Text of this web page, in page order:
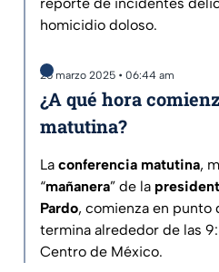
homicidio doloso.
25 marzo 2025 • 06:44 am
¿A qué hora
matutina?
La conferencia matutina,
“mañanera” de la
Pardo, comienza en punto
termina alrededor de las
Centro de México.